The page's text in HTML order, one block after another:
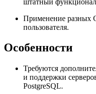
Применение разных
пользователя.
Особенности
Требуются
и поддержки
PostgreSQL.